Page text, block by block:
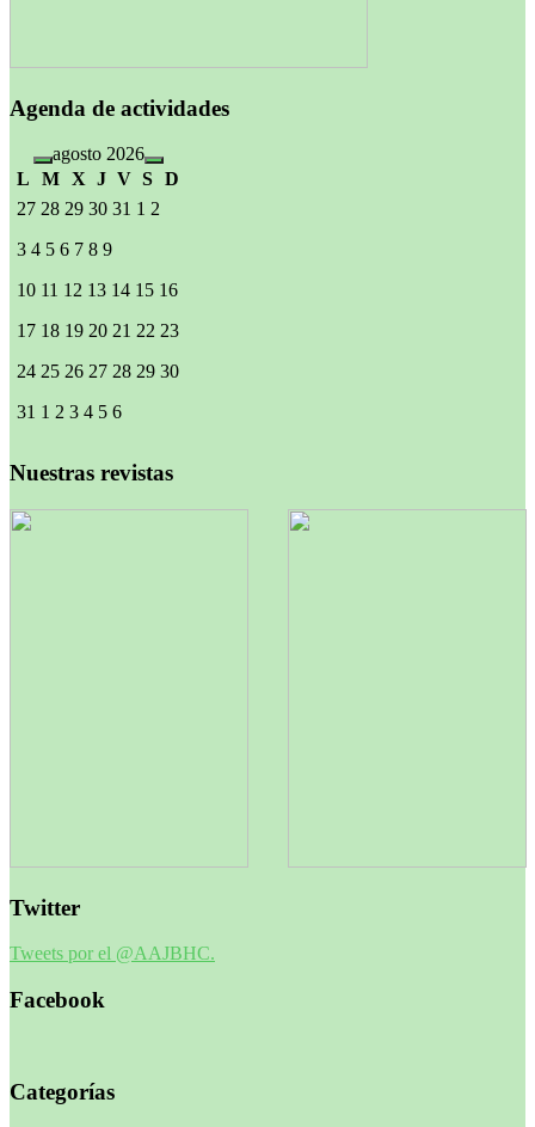
Agenda de actividades
agosto 2026
L
M X J V S D
27 28 29 30 31 1 2
3 4 5 6 7 8 9
10 11 12 13 14 15 16
17 18 19 20 21 22 23
24 25 26 27 28 29 30
31 1 2 3 4 5 6
Nuestras revistas
Twitter
Tweets por el @AAJBHC.
Facebook
Categorías